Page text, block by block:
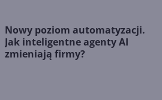
Nowy poziom automatyzacji.
Jak inteligentne agenty AI
zmieniają firmy?